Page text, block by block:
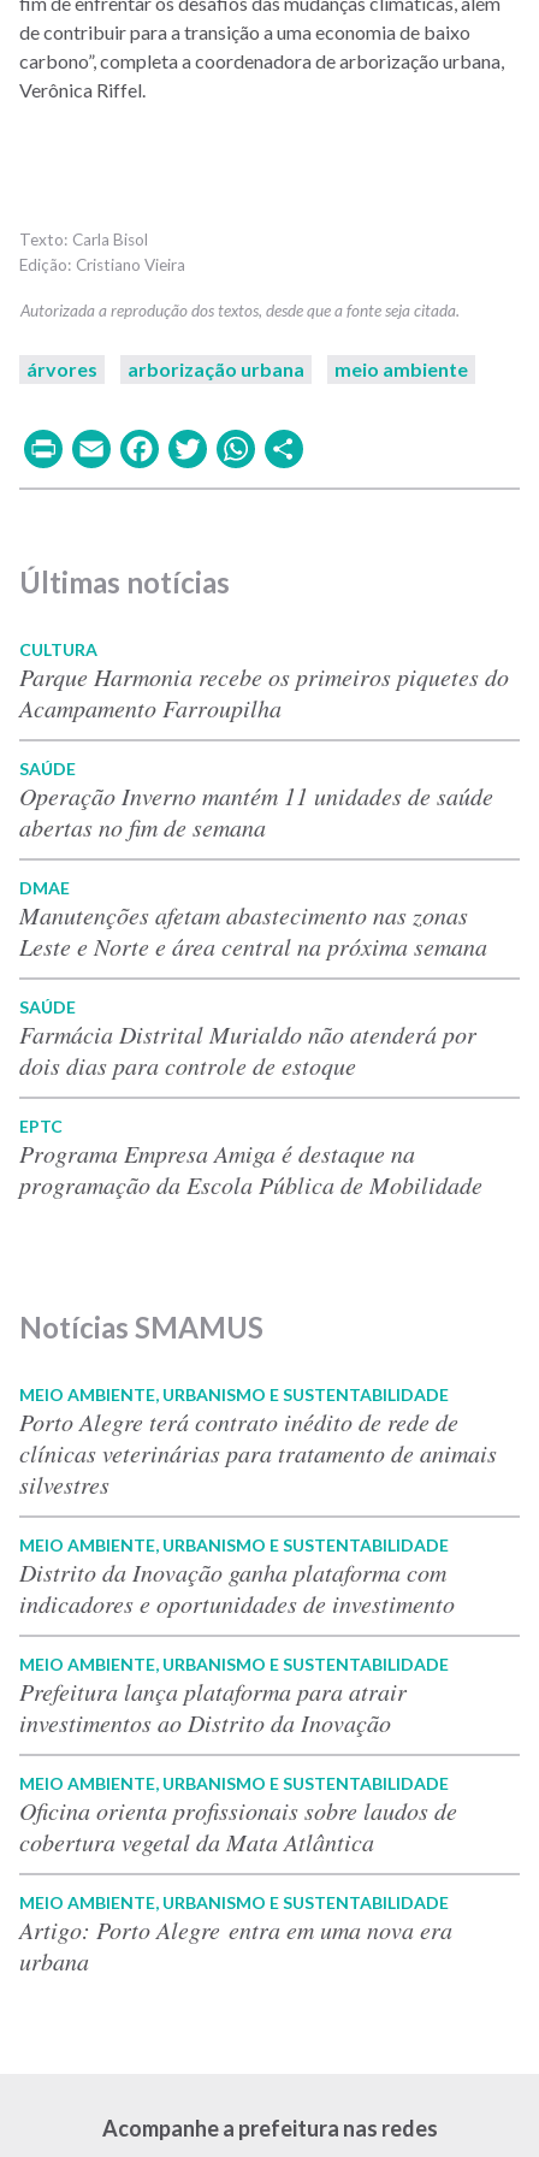
de contribuir para a transição a uma economia de baixo
carbono”, completa a coordenadora de arborização urbana,
Verônica Riffel.
Carla Bisol
Cristiano Vieira
árvores arborização urbana meio ambiente
PrintEmailFacebook
TwitterWhatsApp
Últimas notícias
CULTURA
Parque Harmonia recebe os primeiros piquetes do
Acampamento Farroupilha
SAÚDE
Operação Inverno mantém 11 unidades de saúde
abertas no fim de semana
DMAE
Manutenções afetam abastecimento nas zonas
Leste e Norte e área central na próxima semana
SAÚDE
Farmácia Distrital Murialdo não atenderá por
dois dias para controle de estoque
EPTC
Programa Empresa Amiga é destaque na
programação da Escola Pública de Mobilidade
Notícias SMAMUS
MEIO AMBIENTE, URBANISMO E SUSTENTABILIDADE
Porto Alegre terá contrato inédito de rede de
clínicas veterinárias para tratamento de animais
silvestres
MEIO AMBIENTE, URBANISMO E SUSTENTABILIDADE
Distrito da Inovação ganha plataforma com
indicadores e oportunidades de investimento
MEIO AMBIENTE, URBANISMO E SUSTENTABILIDADE
Prefeitura lança plataforma para atrair
investimentos ao Distrito da Inovação
MEIO AMBIENTE, URBANISMO E SUSTENTABILIDADE
Oficina orienta profissionais sobre laudos de
cobertura vegetal da Mata Atlântica
MEIO AMBIENTE, URBANISMO E SUSTENTABILIDADE
Artigo: Porto Alegre entra em uma nova era
urbana
Acompanhe a prefeitura nas redes